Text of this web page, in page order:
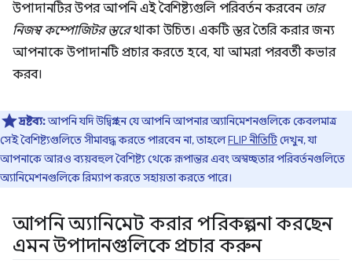
উপাদানটির উপর আপনি এই বৈশিষ্ট্যগুলি পরিবর্তন করবেন তার
নিজস্ব কম্পোজিটর স্তরেথাকা উচিত। একটি স্তর তৈরি করার জন্য
আপনাকে উপাদানটি প্রচার করতে হবে, যা আমরা পরবর্তী কভার
করব।
দ্রষ্টব্য:আপনি যদি উদ্বিগ্ন হন যে আপনি আপনার অ্যানিমেশনগুলিকে কেবলমাত্র
সেই বৈশিষ্ট্যগুলিতে সীমাবদ্ধ করতে পারবেন না, তাহলেFLIP নীতিটিদেখুন, যা
আপনাকে আরও ব্যয়বহুল বৈশিষ্ট্য থেকে রূপান্তর এবং অস্বচ্ছতার পরিবর্তনগুলিতে
অ্যানিমেশনগুলিকে রিম্যাপ করতে সহায়তা করতে পারে।
আপনি অ্যানিমেট করার পরিকল্পনা করছেন
এমন উপাদানগুলিকে প্রচার করুন